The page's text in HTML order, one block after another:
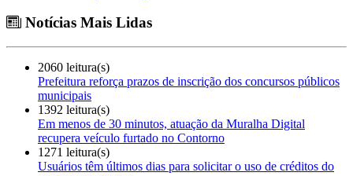
Notícias Mais Lidas
2060 leitura(s)
Prefeitura reforça prazos de inscrição dos concursos públicos
municipais
1392 leitura(s)
Em menos de 30 minutos, atuação da Muralha Digital
recupera veículo furtado no Contorno
1271 leitura(s)
Usuários têm últimos dias para solicitar o uso de créditos do